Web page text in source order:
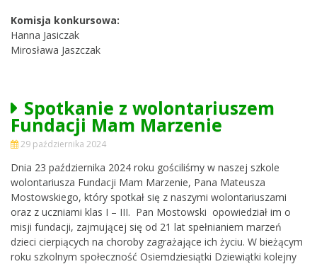
Komisja konkursowa:
Hanna Jasiczak
Mirosława Jaszczak
Spotkanie z wolontariuszem
Fundacji Mam Marzenie
29 października 2024
Dnia 23 października 2024 roku gościliśmy w naszej szkole
wolontariusza Fundacji Mam Marzenie, Pana Mateusza
Mostowskiego, który spotkał się z naszymi wolontariuszami
oraz z uczniami klas I – III. Pan Mostowski opowiedział im o
misji fundacji, zajmującej się od 21 lat spełnianiem marzeń
dzieci cierpiących na choroby zagrażające ich życiu. W bieżącym
roku szkolnym społeczność Osiemdziesiątki Dziewiątki kolejny